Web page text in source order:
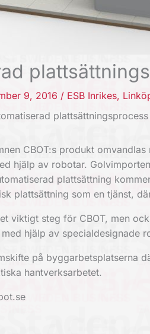
9, 2016 / ESB Inrikes,
CBOT:s produkt
hjälp av robotar.
plattsättning
plattsättning som en tjänst,
viktigt steg för CBOT, men
hjälp av specialdesignade
på byggarbetsplatserna
hantverksarbetet.